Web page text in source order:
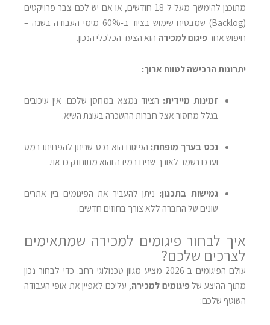
מתוכנן להימשך מעל ל-18 חודשים, או אם יש לכם צבר פרויקטים
(Backlog) שמבטיח שימוש בציוד ב-60% מימי העבודה בשנה –
חיפוש אחר פיגום למכירה הוא הצעד הכלכלי הנכון.
יתרונות הרכישה לטווח ארוך:
זמינות מיידית: הציוד נמצא במחסן שלכם. אין עיכובים
בגלל מחסור אצל חברות ההשכרה בעונת השיא.
נכס בערך מופחת: הפיגום הוא נכס שניתן להפחיתו במס
וערכו נשמר לאורך שנים במידה והוא מתוחזק כראוי.
גמישות בתכנון: ניתן להעביר את הפיגומים בין אתרים
שונים של החברה ללא צורך בחוזים חדשים.
איך לבחור פיגומים למכירה שמתאימים
לצרכים שלכם?
עולם הפיגומים ב-2026 מציע מגוון טכנולוגי רחב. כדי לבחור נכון
מתוך ההיצע של פיגומים למכירה, עליכם לאפיין את אופי העבודה
השוטף שלכם: